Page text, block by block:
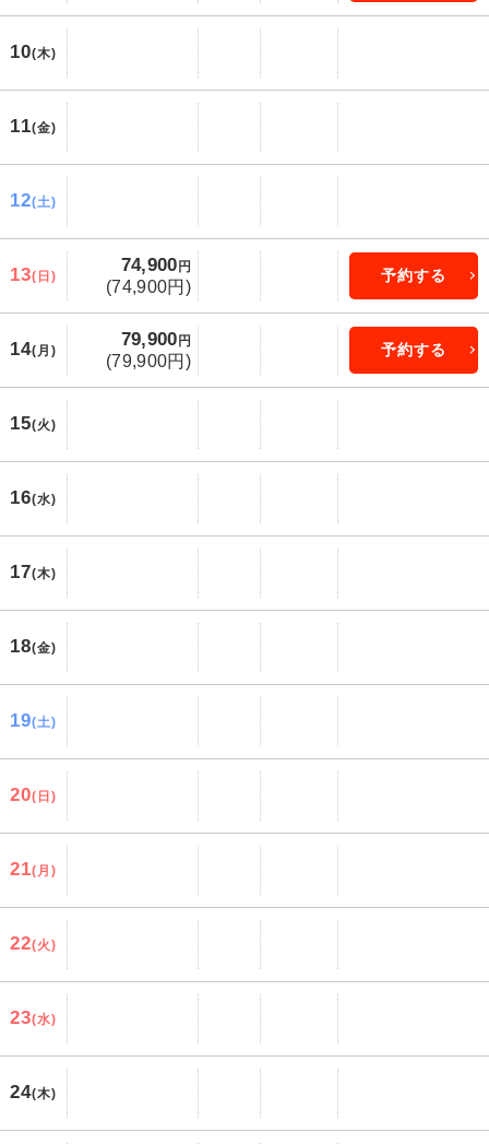
10(木)
11(金)
12(土)
13(日)
74,900 円
(74,900円)
予約する
14(月)
79,900 円
(79,900円)
予約する
15(火)
16(水)
17(木)
18(金)
19(土)
20(日)
21(月)
22(火)
23(水)
24(木)